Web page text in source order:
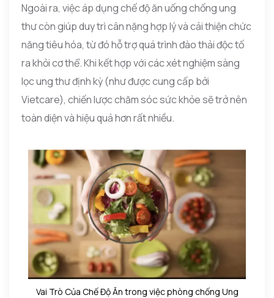
Ngoài ra, việc áp dụng chế độ ăn uống chống ung
thư còn giúp duy trì cân nặng hợp lý và cải thiện chức
năng tiêu hóa, từ đó hỗ trợ quá trình đào thải độc tố
ra khỏi cơ thể. Khi kết hợp với các xét nghiệm sàng
lọc ung thư định kỳ (như được cung cấp bởi
Vietcare), chiến lược chăm sóc sức khỏe sẽ trở nên
toàn diện và hiệu quả hơn rất nhiều.
Vai Trò Của Chế Độ Ăn trong việc phòng chống Ung